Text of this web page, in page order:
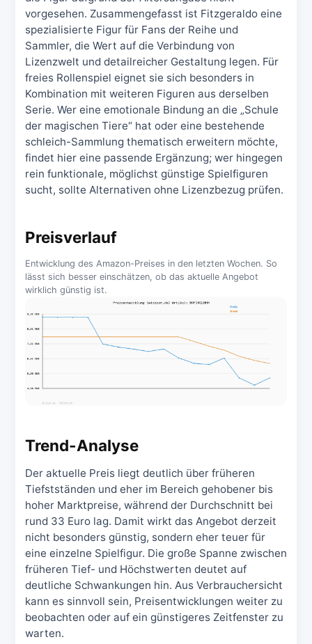
vorgesehen. Zusammengefasst ist Fitzgeraldo eine
spezialisierte Figur für Fans der Reihe und
Sammler, die Wert auf die Verbindung von
Lizenzwelt und detailreicher Gestaltung legen. Für
freies Rollenspiel eignet sie sich besonders in
Kombination mit weiteren Figuren aus derselben
Serie. Wer eine emotionale Bindung an die „Schule
der magischen Tiere“ hat oder eine bestehende
schleich-Sammlung thematisch erweitern möchte,
findet hier eine passende Ergänzung; wer hingegen
rein funktionale, möglichst günstige Spielfiguren
sucht, sollte Alternativen ohne Lizenzbezug prüfen.
Preisverlauf
Entwicklung des Amazon-Preises in den letzten Wochen. So
lässt sich besser einschätzen, ob das aktuelle Angebot
wirklich günstig ist.
Trend-Analyse
Der aktuelle Preis liegt deutlich über früheren
Tiefstständen und eher im Bereich gehobener bis
hoher Marktpreise, während der Durchschnitt bei
rund 33 Euro lag. Damit wirkt das Angebot derzeit
nicht besonders günstig, sondern eher teuer für
eine einzelne Spielfigur. Die große Spanne zwischen
früheren Tief- und Höchstwerten deutet auf
deutliche Schwankungen hin. Aus Verbrauchersicht
kann es sinnvoll sein, Preisentwicklungen weiter zu
beobachten oder auf ein günstigeres Zeitfenster zu
warten.